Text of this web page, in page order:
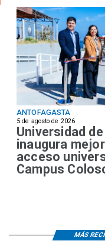
ANTOFAGASTA
5 de agosto de 2026
Universidad
inaugura
acceso
Campus
MÁS